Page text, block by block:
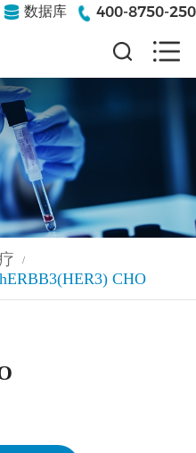
数据库 400-8750-250
/
hERBB3(HER3) CHO